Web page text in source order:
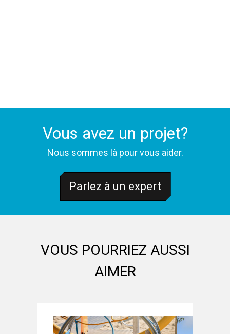
Vous avez un projet?
Nous sommes là pour vous aider.
Parlez à un expert
VOUS POURRIEZ AUSSI
AIMER